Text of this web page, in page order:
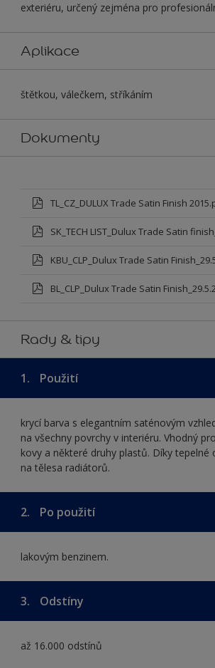
exteriéru, určený zejména pro
Aplikace
štětkou, válečkem, stříkáním
Dokumenty
TL_CZ_DULUX Trade Satin Finish
SK_TECH LIST_Dulux Trade Satin
KBU_CLP_Dulux Trade Satin
BL_CLP_Dulux Trade Satin
Rady & tipy
1. Použití
krycí barva s elegantním saténovým
na všechny povrchy v interiéru. Vhodný
kovy a některé druhy plastů. Díky tepelné
na tělesa radiátorů.
2. Po použití
lakovým benzinem.
3. Odstíny
až 16.000 odstínů